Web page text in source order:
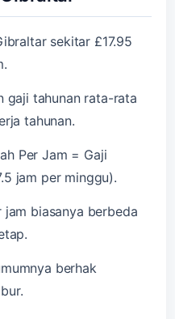
sekitar £17.95
gaji tahunan rata-rata
tahunan.
Per Jam = Gaji
jam per minggu).
biasanya berbeda
berhak